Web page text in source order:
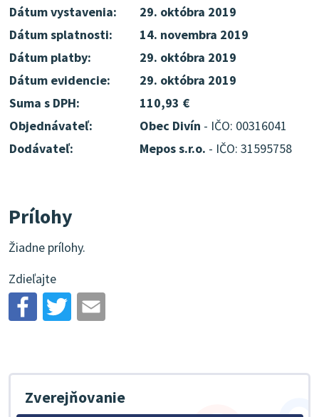
Dátum vystavenia:
29. októbra 2019
Dátum splatnosti:
14. novembra 2019
Dátum platby:
29. októbra 2019
Dátum evidencie:
29. októbra 2019
Suma s DPH:
110,93 €
Objednávateľ:
Obec Divín - IČO: 00316041
Dodávateľ:
Mepos s.r.o. - IČO: 31595758
Prílohy
Žiadne prílohy.
Zdieľajte
Zverejňovanie